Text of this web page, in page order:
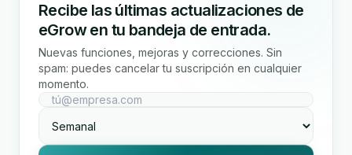
Recibe las últimas actualizaciones de
eGrow en tu bandeja de entrada.
Nuevas funciones, mejoras y correcciones. Sin
spam: puedes cancelar tu suscripción en cualquier
momento.